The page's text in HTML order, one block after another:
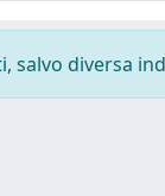
salvo diversa